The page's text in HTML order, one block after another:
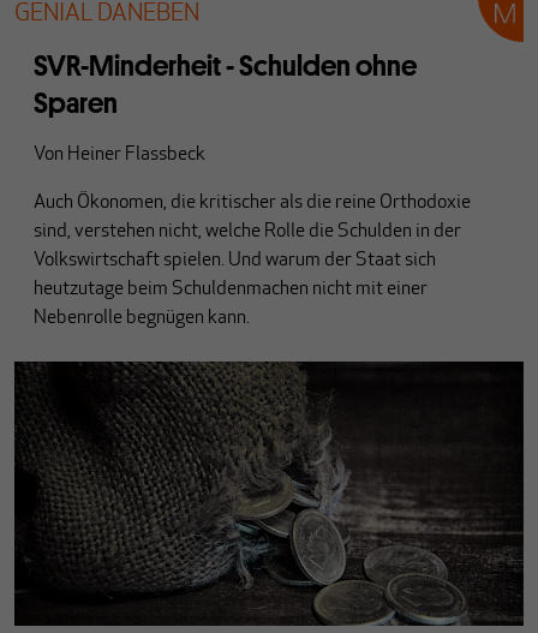
GENIAL DANEBEN
SVR-Minderheit - Schulden ohne
Sparen
Von Heiner Flassbeck
Auch Ökonomen, die kritischer als die reine Orthodoxie
sind, verstehen nicht, welche Rolle die Schulden in der
Volkswirtschaft spielen. Und warum der Staat sich
heutzutage beim Schuldenmachen nicht mit einer
Nebenrolle begnügen kann.